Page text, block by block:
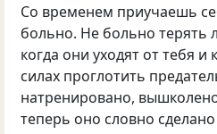
Со временем приучаешь
больно. Не больно терять
когда они уходят от тебя
силах проглотить
натренировано,
теперь оно словно сделано